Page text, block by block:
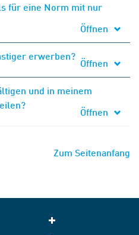
für eine Norm mit nur
Öffnen
erwerben?
Öffnen
und in meinem
Öffnen
Zum Seitenanfang